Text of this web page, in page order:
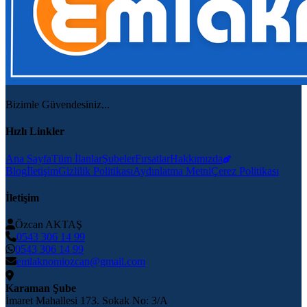
Bizimle Güvendesiniz...
Hızlı Linkler
Ana SayfaTüm İlanlarŞubelerFırsatlarHakkımızda
BlogİletişimGizlilik PolitikasıAydınlatma MetniÇerez Politikası
İletişim
Özcan AKTAŞ
0543 306 14 99
0543 306 14 99
emlaknomiozcan@gmail.com
Karaman Şube
İmaret Mahallesi 173. Sokak No: 3/A